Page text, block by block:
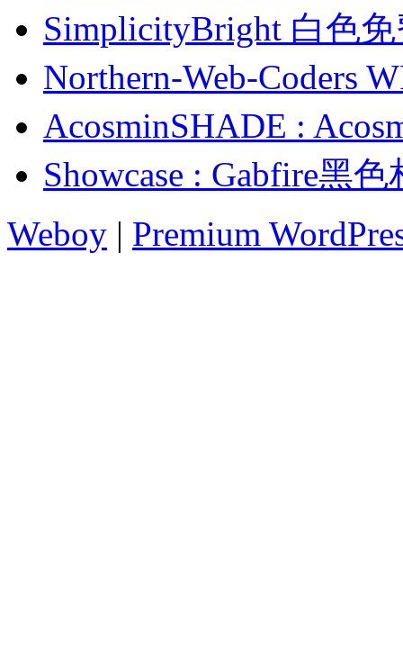
SimplicityBright 白色
Northern-Web-Coders
AcosminSHADE :
Showcase : Gabfire黑
Weboy | Premium